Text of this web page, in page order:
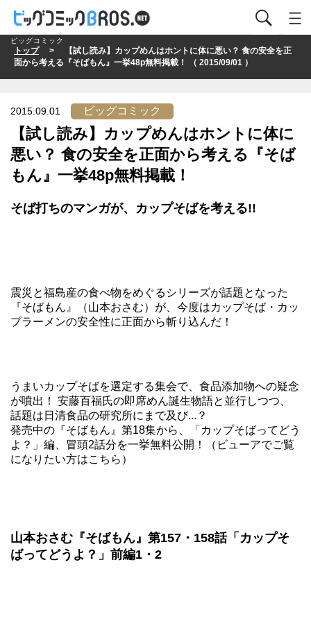
トップ> 【試し読み】カップめんはホントに体に悪い？ 食の安全を正
面から考える『そばもん』一挙48p無料掲載！ （ 2015/09/01 ）
ビッグコミック
2015.09.01
【試し読み】カップめんはホントに体に
悪い？ 食の安全を正面から考える『そば
もん』一挙48p無料掲載！
ビッグコミック
そば打ちのマンガが、カップそばを考える!!
震災と福島産の食べ物をめぐるシリーズが話題となった
『そばもん』（山本おさむ）が、今度はカップそば・カッ
プラーメンの安全性に正面から斬り込んだ！
うまいカップそばを選定する集会で、食品添加物への疑念
が噴出！ 安藤百福氏の即席めん誕生物語と並行しつつ、
話題は日清食品の研究所にまで及び...？
発売中の 『そばもん』第18集から、「カップそばってどう
よ？」編、冒頭2話分を一挙無料公開！（ ビューアでご覧
になりたい方はこちら ）
山本おさむ『そばもん』第157・158話「カップそ
ばってどうよ？」前編1・2